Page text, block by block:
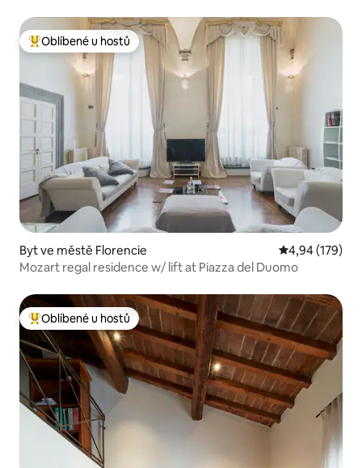
Nejlepší v kategorii Oblíbené u hostů
Oblíbené u hostů
Byt ve městě Florencie Průměrné
4,94 (179)
Mozart regal residence w/ lift at Piazza del Duomo
Nejlepší v kategorii Oblíbené u hostů
Oblíbené u hostů